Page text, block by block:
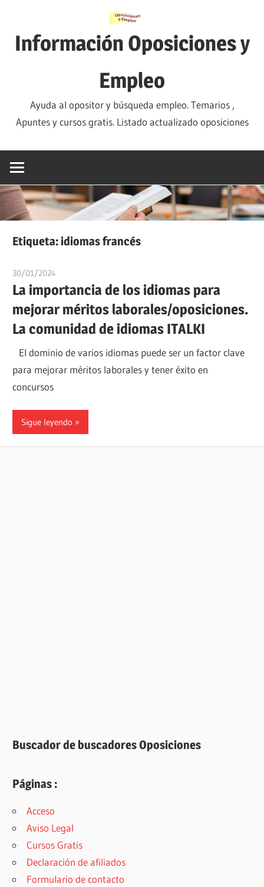
contenido
Información Oposiciones y
Empleo
Ayuda al opositor y búsqueda empleo. Temarios ,
Apuntes y cursos gratis. Listado actualizado oposiciones
Etiqueta:idiomas francés
30/01/2024
La importancia de los idiomas para
mejorar méritos laborales/oposiciones.
La comunidad de idiomas ITALKI
El dominio de varios idiomas puede ser un factor clave
para mejorar méritos laborales y tener éxito en
concursos
Sigue leyendo
Buscador de buscadores Oposiciones
Páginas :
Acceso
Aviso Legal
Cursos Gratis
Declaración de afiliados
Formulario de contacto